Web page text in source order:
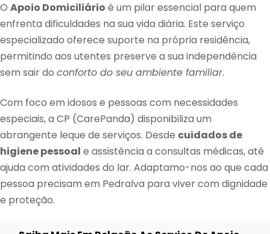
O Apoio Domiciliário é um pilar essencial para quem
enfrenta dificuldades na sua vida diária. Este serviço
especializado oferece suporte na própria residência,
permitindo aos utentes preserve a sua independência
sem sair do conforto do seu ambiente familiar.
Com foco em idosos e pessoas com necessidades
especiais, a CP (CarePanda) disponibiliza um
abrangente leque de serviços. Desde cuidados de
higiene pessoal e assistência a consultas médicas, até
ajuda com atividades do lar. Adaptamo-nos ao que cada
pessoa precisam em Pedralva para viver com dignidade
e proteção.